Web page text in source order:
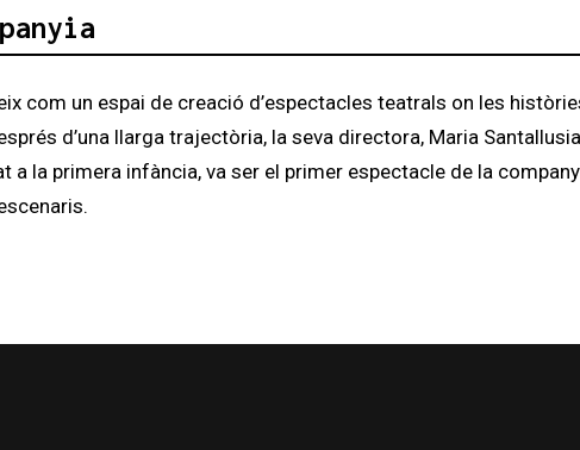
com un espai de creació d’espectacles teatrals on les
d’una llarga trajectòria, la seva directora, Maria
a la primera infància, va ser el primer espectacle de la